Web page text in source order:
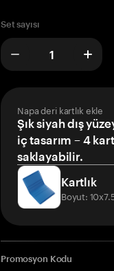
Set sayısı
Napa deri kartlık ekle
Şık siyah dış
iç tasarım – 4
saklayabilir.
Kartlık
Boyut:
Promosyon Kodu